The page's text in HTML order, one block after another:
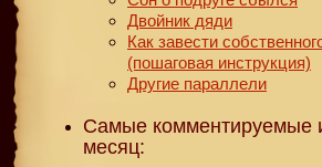
Двойник дяди
Как завести
(пошаговая инструкция)
Другие параллели
Самые комментируемые
месяц: